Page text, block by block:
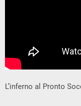
L’inferno al Pronto